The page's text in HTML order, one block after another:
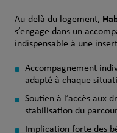
Au‑delà du logement,
s’engage dans un
indispensable à une
Accompagnement
adapté à chaque
Soutien à l’accès aux
stabilisation du
Implication forte des